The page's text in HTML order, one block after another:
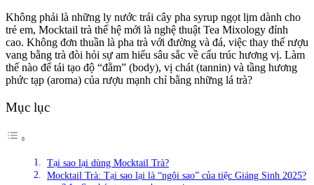
Không phải là những ly nước trái cây pha syrup ngọt lịm dành cho
trẻ em, Mocktail trà thế hệ mới là nghệ thuật Tea Mixology đỉnh
cao. Không đơn thuần là pha trà với đường và đá, việc thay thế rượu
vang bằng trà đòi hỏi sự am hiểu sâu sắc về cấu trúc hương vị. Làm
thế nào để tái tạo độ “đằm” (body), vị chát (tannin) và tầng hương
phức tạp (aroma) của rượu mạnh chỉ bằng những lá trà?
Mục lục
Tại sao lại dùng Mocktail Trà?
Mocktail Trà: Tại sao lại là “ngôi sao” của tiệc Giáng Sinh 2025?